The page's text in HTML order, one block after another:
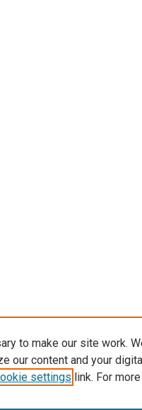
to make our site work.
our content and your
settings link. For